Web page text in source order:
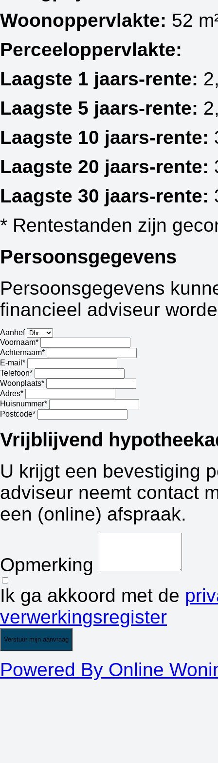
Woonoppervlakte: 52
Perceeloppervlakte:
Laagste 1 jaars-rente:
Laagste 5 jaars-rente:
Laagste 10 jaars-rente:
Laagste 20 jaars-rente:
Laagste 30 jaars-rente:
* Rentestanden zijn
Persoonsgegevens
Persoonsgegevens
financieel adviseur
Aanhef
Voornaam*
Achternaam*
E-mail*
Telefoon*
Woonplaats*
Adres*
Huisnummer*
Postcode*
Vrijblijvend
U krijgt een bevestiging
adviseur neemt contact
een (online) afspraak.
Opmerking
Ik ga akkoord met de
verwerkingsregister
Verstuur mijn aanvraag
Powered By Online